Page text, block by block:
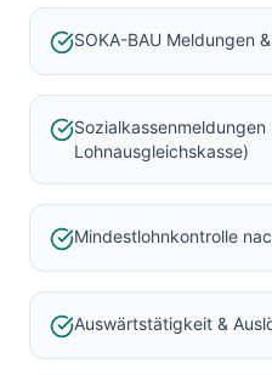
SOKA-BAU Meldungen
Lohnausgleichskasse)
Mindestlohnkontrolle
Auswärtstätigkeit &